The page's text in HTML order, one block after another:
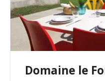
Domaine le